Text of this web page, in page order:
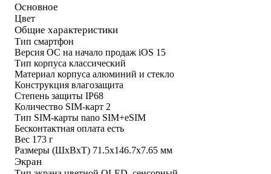
Основное
Цвет
Общие характеристики
Тип смартфон
Версия ОС на начало продаж iOS 15
Тип корпуса классический
Материал корпуса алюминий и стекло
Конструкция влагозащита
Степень защиты IP68
Количество SIM-карт 2
Тип SIM-карты nano SIM+eSIM
Бесконтактная оплата есть
Вес 173 г
Размеры (ШxВxТ) 71.5x146.7x7.65 мм
Экран